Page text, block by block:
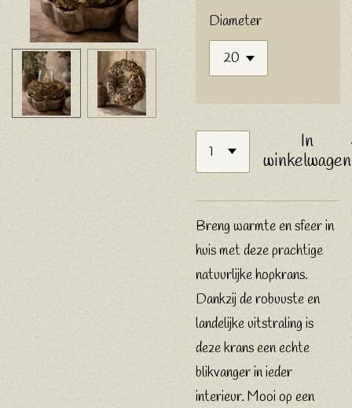
Diameter
In
winkelwagen
Breng warmte en sfeer in
huis met deze prachtige
natuurlijke hopkrans.
Dankzij de robuuste en
landelijke uitstraling is
deze krans een echte
blikvanger in ieder
interieur. Mooi op een